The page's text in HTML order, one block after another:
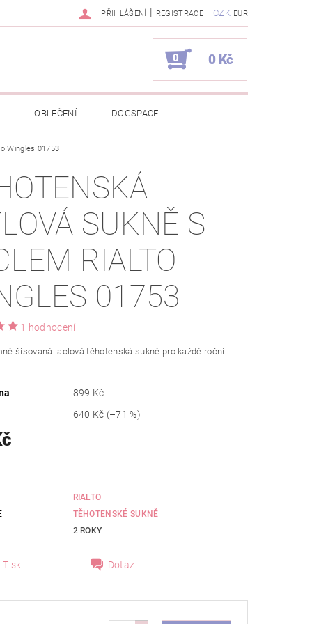
CZK EUR
PŘIHLÁŠENÍ | REGISTRACE
0 0 Kč
OBLEČENÍ DOGSPACE
Z BÉBÉ-JOU
NAPIŠTE NÁM KONTAKTY
Wingles 01753
SUKNĚ S
RIALTO
01753
1 hodnocení
šisovaná laclová těhotenská sukně pro každé roční
899 Kč
640 Kč (–71 %)
RIALTO
TĚHOTENSKÉ SUKNĚ
2 ROKY
Tisk Dotaz